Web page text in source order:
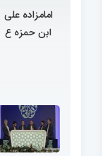
امامزاده علی
ابن حمزه ع